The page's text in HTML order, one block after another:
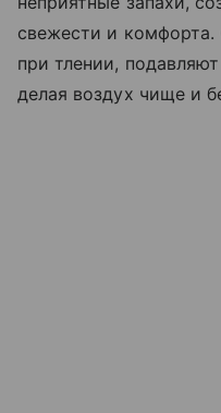
свежести и
при тлении,
делая воздух чище и